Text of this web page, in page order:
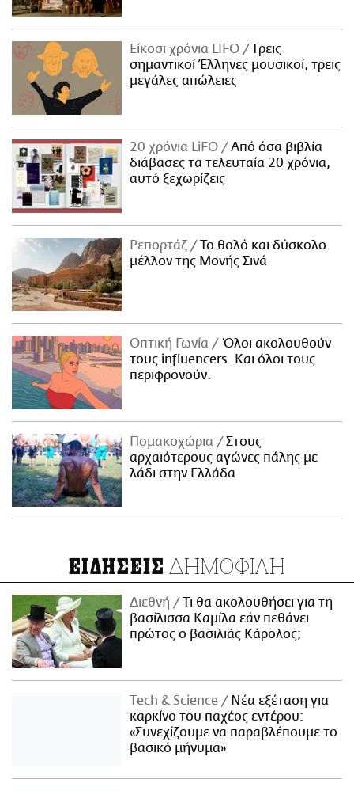
Είκοσι χρόνια LIFO
Tρεις
σημαντικοί Έλληνες μουσικοί, τρεις
μεγάλες απώλειες
20 χρόνια LiFO
Από όσα βιβλία
διάβασες τα τελευταία 20 χρόνια,
αυτό ξεχωρίζεις
Ρεπορτάζ
Το θολό και δύσκολο
μέλλον της Μονής Σινά
Οπτική Γωνία
Όλοι ακολουθούν
τους influencers. Και όλοι τους
περιφρονούν.
Πομακοχώρια
Στους
αρχαιότερους αγώνες πάλης με
λάδι στην Ελλάδα
ΕΙΔΗΣΕΙΣ ΔΗΜΟΦΙΛΗ
Διεθνή
Τι θα ακολουθήσει για τη
βασίλισσα Καμίλα εάν πεθάνει
πρώτος ο βασιλιάς Κάρολος;
Τech & Science
Νέα εξέταση για
καρκίνο του παχέος εντέρου:
«Συνεχίζουμε να παραβλέπουμε το
βασικό μήνυμα»